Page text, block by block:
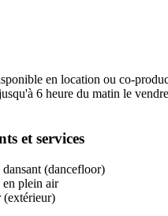
en location ou co-
6 heure du matin le
et services
dansant (dancefloor)
en plein air
(extérieur)